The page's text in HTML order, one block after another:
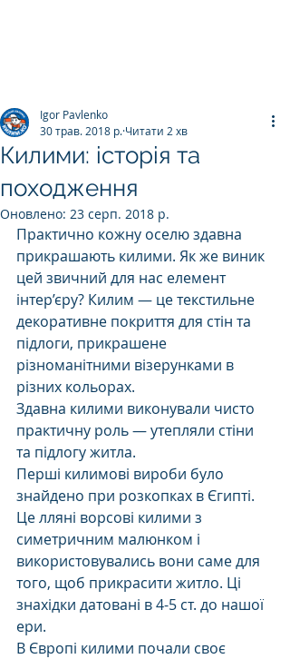
Килими: історія та
походження
Igor Pavlenko
30 трав. 2018 р. Читати 2 хв
Оновлено: 23 серп. 2018 р.
Практично кожну оселю здавна
прикрашають килими. Як же виник
цей звичний для нас елемент
інтер’єру? Килим — це текстильне
декоративне покриття для стін та
підлоги, прикрашене
різноманітними візерунками в
різних кольорах.
Здавна килими виконували чисто
практичну роль — утепляли стіни
та підлогу житла.
Перші килимові вироби було
знайдено при розкопках в Єгипті.
Це лляні ворсові килими з
симетричним малюнком і
використовувались вони саме для
того, щоб прикрасити житло. Ці
знахідки датовані в 4-5 ст. до нашої
ери.
В Європі килими почали своє